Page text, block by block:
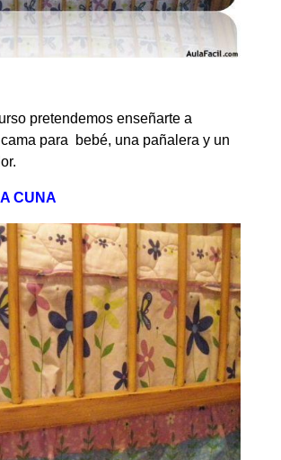
pretendemos enseñarte a
para bebé, una pañalera y un
CUNA